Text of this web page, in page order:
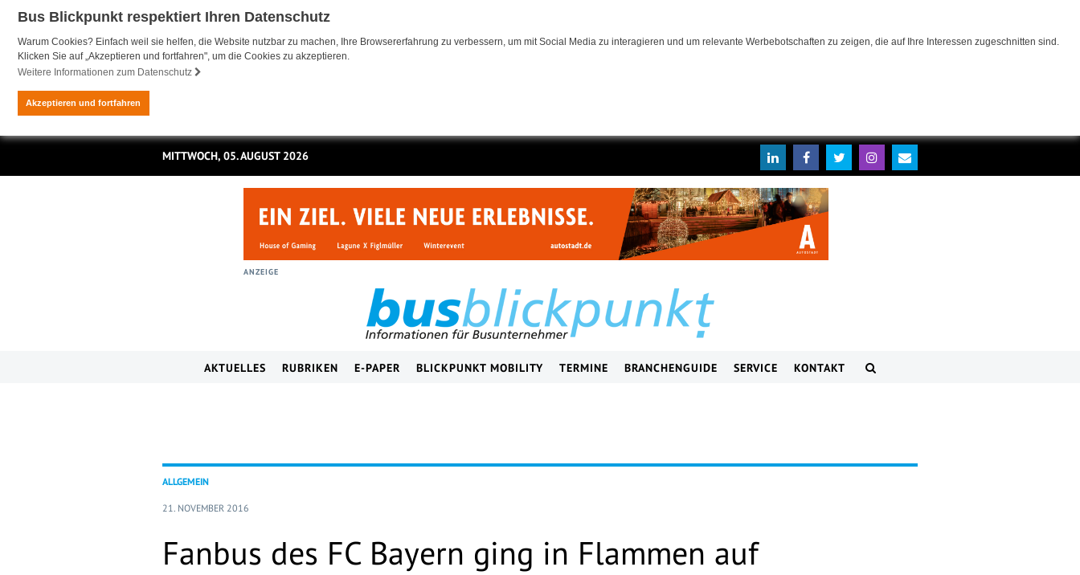
Bus Blickpunkt respektiert Ihren Datenschutz
Warum Cookies? Einfach weil sie helfen, die Website nutzbar zu machen, Ihre Browsererfahrung zu verbessern, um mit Social Media zu interagieren und um relevante Werbebotschaften zu zeigen, die auf Ihre Interessen zugeschnitten sind.
Klicken Sie auf „Akzeptieren und fortfahren", um die Cookies zu akzeptieren.
Weitere Informationen zum Datenschutz
Akzeptieren und fortfahren
MITTWOCH, 05. AUGUST 2026
ANZEIGE
AKTUELLES RUBRIKEN E-PAPER BLICKPUNKT MOBILITY TERMINE BRANCHENGUIDE SERVICE KONTAKT
ALLGEMEIN
21. NOVEMBER 2016
Fanbus des FC Bayern ging in Flammen auf